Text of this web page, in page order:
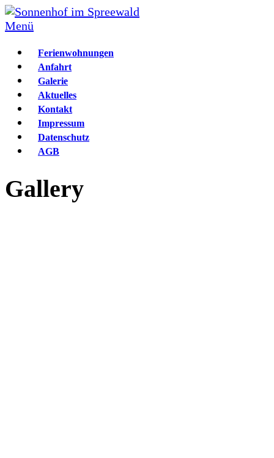
Zum
Inhalt
Menü
Ferienwohnungen
Anfahrt
Galerie
Aktuelles
Kontakt
Impressum
Datenschutz
AGB
Gallery